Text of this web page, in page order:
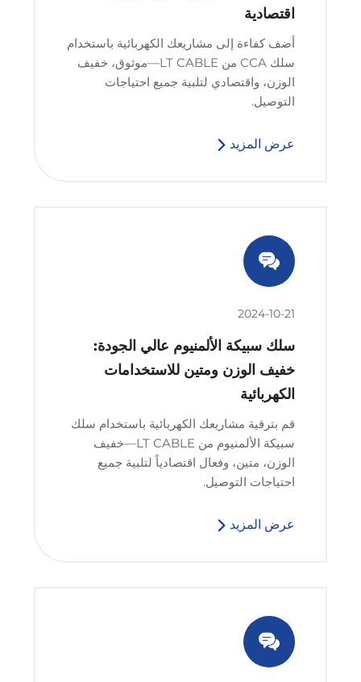
اقتصادية
أضف كفاءة إلى مشاريعك الكهربائية باستخدام
سلك CCA من LT CABLE—موثوق، خفيف
الوزن، واقتصادي لتلبية جميع احتياجات
التوصيل.
عرض المزيد
2024-10-21
سلك سبيكة الألمنيوم عالي الجودة:
خفيف الوزن ومتين للاستخدامات
الكهربائية
قم بترقية مشاريعك الكهربائية باستخدام سلك
سبيكة الألمنيوم من LT CABLE—خفيف
الوزن، متين، وفعال اقتصادياً لتلبية جميع
احتياجات التوصيل.
عرض المزيد